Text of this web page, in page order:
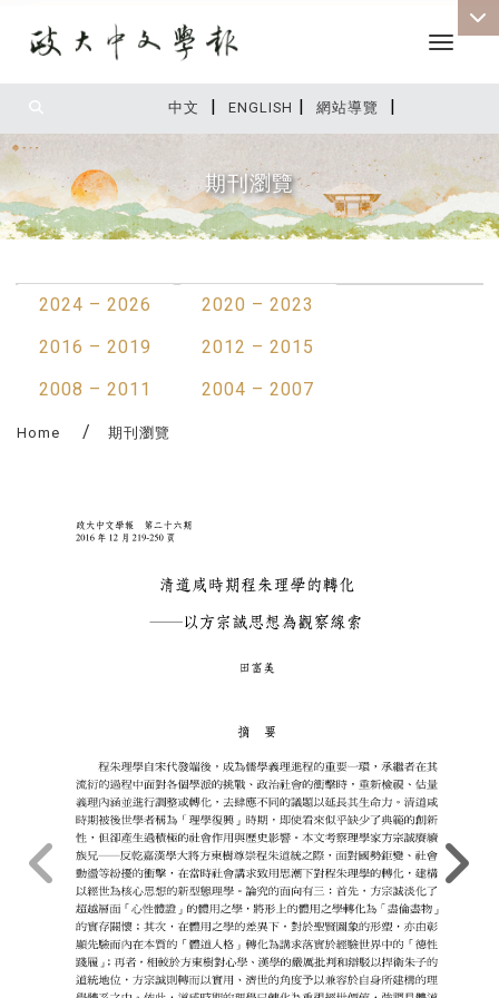
中文 | ENGLISH | 網站導覽 |
Toggle
期刊瀏覽
2024 – 2026
2020 – 2023
2016 – 2019
2012 – 2015
2008 – 2011
2004 – 2007
Home 期刊瀏覽